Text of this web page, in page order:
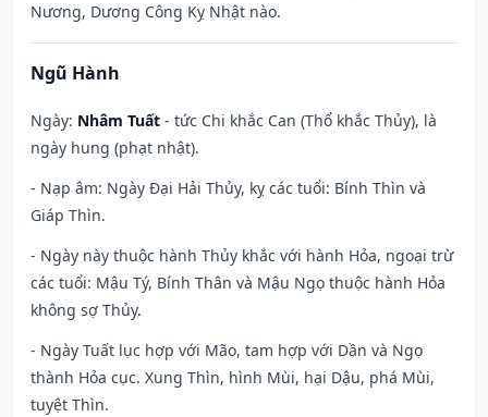
Nương, Dương Công Kỵ Nhật nào.
Ngũ Hành
Ngày: Nhâm Tuất - tức Chi khắc Can (Thổ khắc Thủy), là
ngày hung (phạt nhật).
- Nạp âm: Ngày Đại Hải Thủy, kỵ các tuổi: Bính Thìn và
Giáp Thìn.
- Ngày này thuộc hành Thủy khắc với hành Hỏa, ngoại trừ
các tuổi: Mậu Tý, Bính Thân và Mậu Ngọ thuộc hành Hỏa
không sợ Thủy.
- Ngày Tuất lục hợp với Mão, tam hợp với Dần và Ngọ
thành Hỏa cục. Xung Thìn, hình Mùi, hại Dậu, phá Mùi,
tuyệt Thìn.